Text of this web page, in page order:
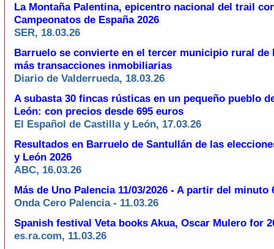
La Montaña Palentina, epicentro nacional del trail
Campeonatos de España 2026
SER, 18.03.26
Barruelo se convierte en el tercer municipio rural de
más transacciones inmobiliarias
Diario de Valderrueda, 18.03.26
A subasta 30 fincas rústicas en un pequeño pueblo
León: con precios desde 695 euros
El Español de Castilla y León, 17.03.26
Resultados en Barruelo de Santullán de las
y León 2026
ABC, 16.03.26
Más de Uno Palencia 11/03/2026 - A partir del minuto
Onda Cero Palencia - 11.03.26
Spanish festival Veta books Akua, Oscar Mulero for
es.ra.com, 11.03.26